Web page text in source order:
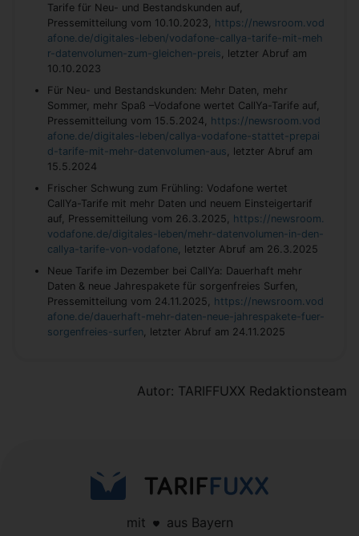
Tarife für Neu- und Bestandskunden auf,
Pressemitteilung vom 10.10.2023, https://newsroom.vod
afone.de/digitales-leben/vodafone-callya-tarife-mit-meh
r-datenvolumen-zum-gleichen-preis, letzter Abruf am
10.10.2023
Für Neu- und Bestandskunden: Mehr Daten, mehr
Sommer, mehr Spaß –Vodafone wertet CallYa-Tarife auf,
Pressemitteilung vom 15.5.2024, https://newsroom.vod
afone.de/digitales-leben/callya-vodafone-stattet-prepai
d-tarife-mit-mehr-datenvolumen-aus, letzter Abruf am
15.5.2024
Frischer Schwung zum Frühling: Vodafone wertet
CallYa-Tarife mit mehr Daten und neuem Einsteigertarif
auf, Pressemitteilung vom 26.3.2025, https://newsroom.
vodafone.de/digitales-leben/mehr-datenvolumen-in-den-
callya-tarife-von-vodafone, letzter Abruf am 26.3.2025
Neue Tarife im Dezember bei CallYa: Dauerhaft mehr
Daten & neue Jahrespakete für sorgenfreies Surfen,
Pressemitteilung vom 24.11.2025, https://newsroom.vod
afone.de/dauerhaft-mehr-daten-neue-jahrespakete-fuer-
sorgenfreies-surfen, letzter Abruf am 24.11.2025
Autor: TARIFFUXX Redaktionsteam
mit aus Bayern